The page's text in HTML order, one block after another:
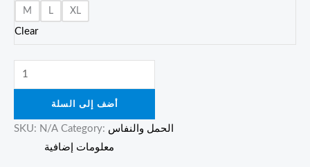
M L XL
Clear
أضف إلى السلة
SKU: N/A Category: الحمل والنفاس
معلومات إضافية